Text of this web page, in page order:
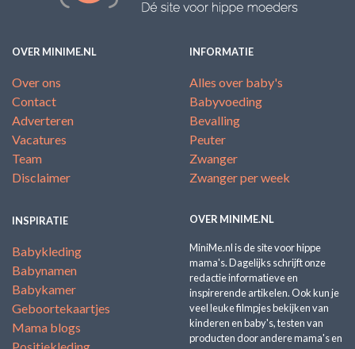
OVER MINIME.NL
Over ons
Contact
Adverteren
Vacatures
Team
Disclaimer
INFORMATIE
Alles over baby's
Babyvoeding
Bevalling
Peuter
Zwanger
Zwanger per week
INSPIRATIE
Babykleding
Babynamen
Babykamer
Geboortekaartjes
Mama blogs
OVER MINIME.NL
MiniMe.nl is de site voor hippe
mama's. Dagelijks schrijft onze
redactie informatieve en
inspirerende artikelen. Ook kun je
veel leuke filmpjes bekijken van
kinderen en baby's, testen van
producten door andere mama's en